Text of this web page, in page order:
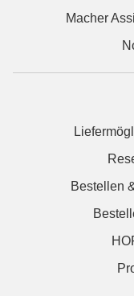
Macher
Bestellen